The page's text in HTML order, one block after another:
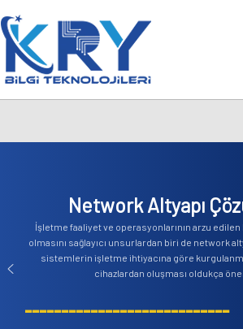
İçeriğe
atla
Network Altyapı
İşletme faaliyet ve operasyonlarının arzu
olmasını sağlayıcı unsurlardan biri de network
sistemlerin işletme ihtiyacına göre
cihazlardan oluşması oldukça
----------------------------